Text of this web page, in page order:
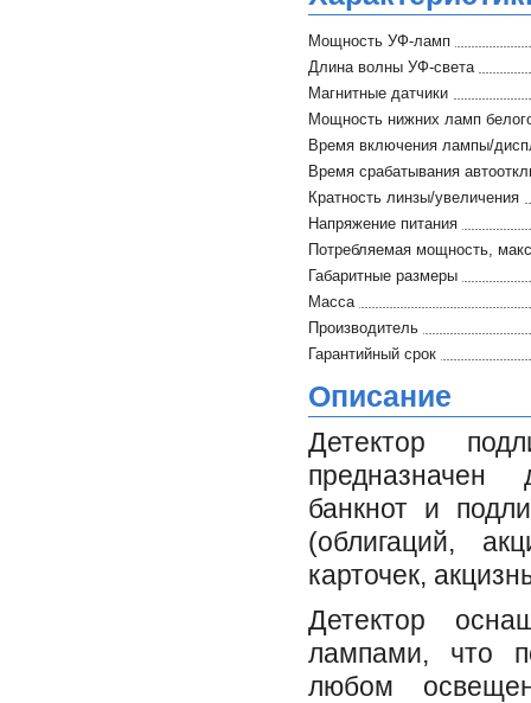
Мощность УФ-ламп
Длина волны УФ-света
Магнитные датчики
Мощность нижних ламп
Время включения лампы/
Время срабатывания
Кратность линзы/увеличения
Напряжение питания
Потребляемая мощность,
Габаритные размеры
Масса
Производитель
Гарантийный срок
Описание
Детектор
предназначен
банкнот и
(облигаций,
карточек,
Детектор
лампами, что
любом